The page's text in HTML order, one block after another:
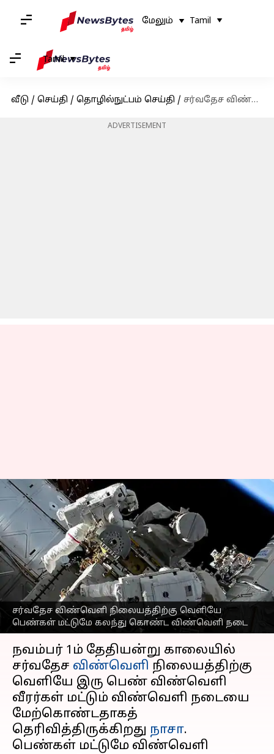
மேலும் Tamil
Tamil
வீடு / செய்தி / தொழில்நுட்பம் செய்தி / சர்வதேச விண்வெளி நிலையத்திற்கு வெளியே பெண்கள் மட்டுமே கலந்து கொண்ட விண்வெளி நடை
ADVERTISEMENT
சர்வதேச விண்வெளி நிலையத்திற்கு வெளியே
பெண்கள் மட்டுமே கலந்து கொண்ட விண்வெளி நடை
சர்வதேச விண்வெளி
நிலையத்திற்கு வெளியே
பெண்கள் மட்டுமே கலந்து
கொண்ட விண்வெளி
நடை
எழுதியவர் Prasanna Venkatesh Nov 03, 2023 02:45 pm
செய்தி முன்னோட்டம்
நவம்பர் 1ம் தேதியன்று காலையில்
சர்வதேச விண்வெளி நிலையத்திற்கு
வெளியே இரு பெண் விண்வெளி
வீரர்கள் மட்டும் விண்வெளி நடையை
மேற்கொண்டதாகத்
தெரிவித்திருக்கிறது நாசா.
பெண்கள் மட்டுமே விண்வெளி